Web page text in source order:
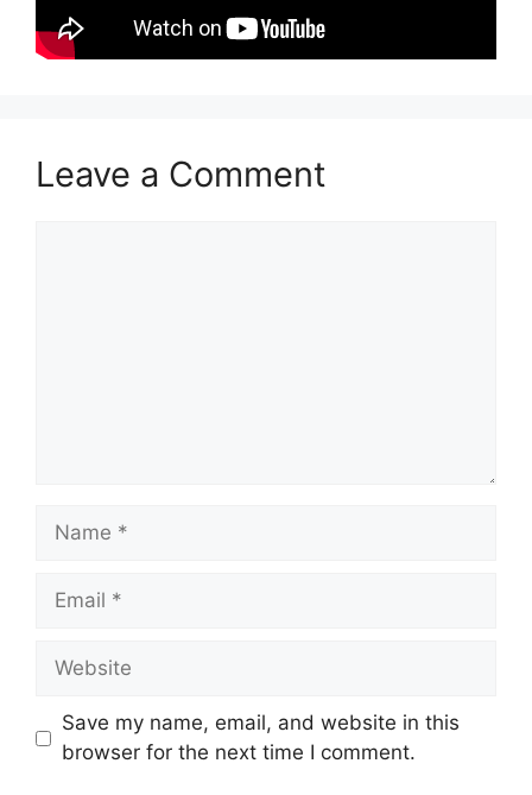
Leave a Comment
Name
Email
Website
Save my name, email, and website in this
browser for the next time I comment.